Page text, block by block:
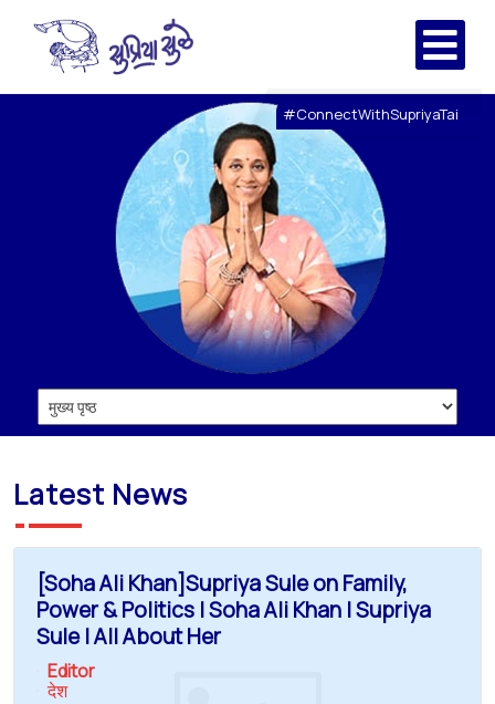
#ConnectWithSupriyaTai
Latest News
[Soha Ali Khan]Supriya Sule on Family,
Power & Politics | Soha Ali Khan | Supriya
Sule | All About Her
Editor
देश